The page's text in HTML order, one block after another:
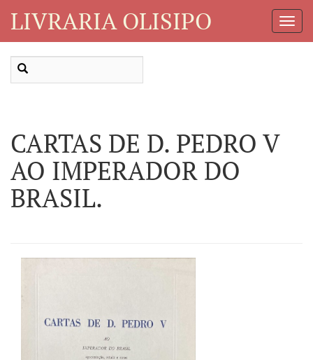
LIVRARIA OLISIPO
CARTAS DE D. PEDRO V
AO IMPERADOR DO
BRASIL.